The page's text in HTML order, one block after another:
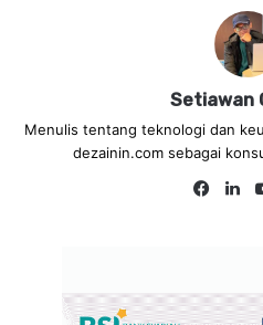
Setiawan
Menulis tentang teknologi dan
dezainin.com sebagai
Fa